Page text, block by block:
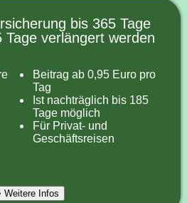
bis 365 Tage
Tage verlängert werden
Beitrag ab 0,95 Euro pro
Tag
Ist nachträglich bis 185
Tage möglich
Für Privat- und
Geschäftsreisen
Weitere Infos